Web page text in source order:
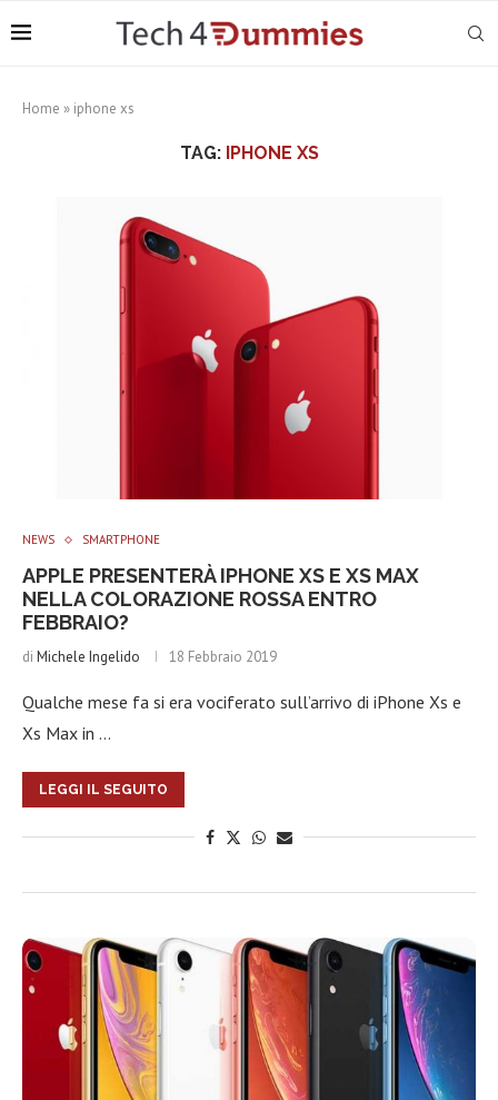
Home » iphone xs
TAG: IPHONE XS
NEWS SMARTPHONE
APPLE PRESENTERÀ IPHONE XS E XS MAX
NELLA COLORAZIONE ROSSA ENTRO
FEBBRAIO?
di Michele Ingelido 18 Febbraio 2019
Qualche mese fa si era vociferato sull’arrivo di iPhone Xs e
Xs Max in …
LEGGI IL SEGUITO